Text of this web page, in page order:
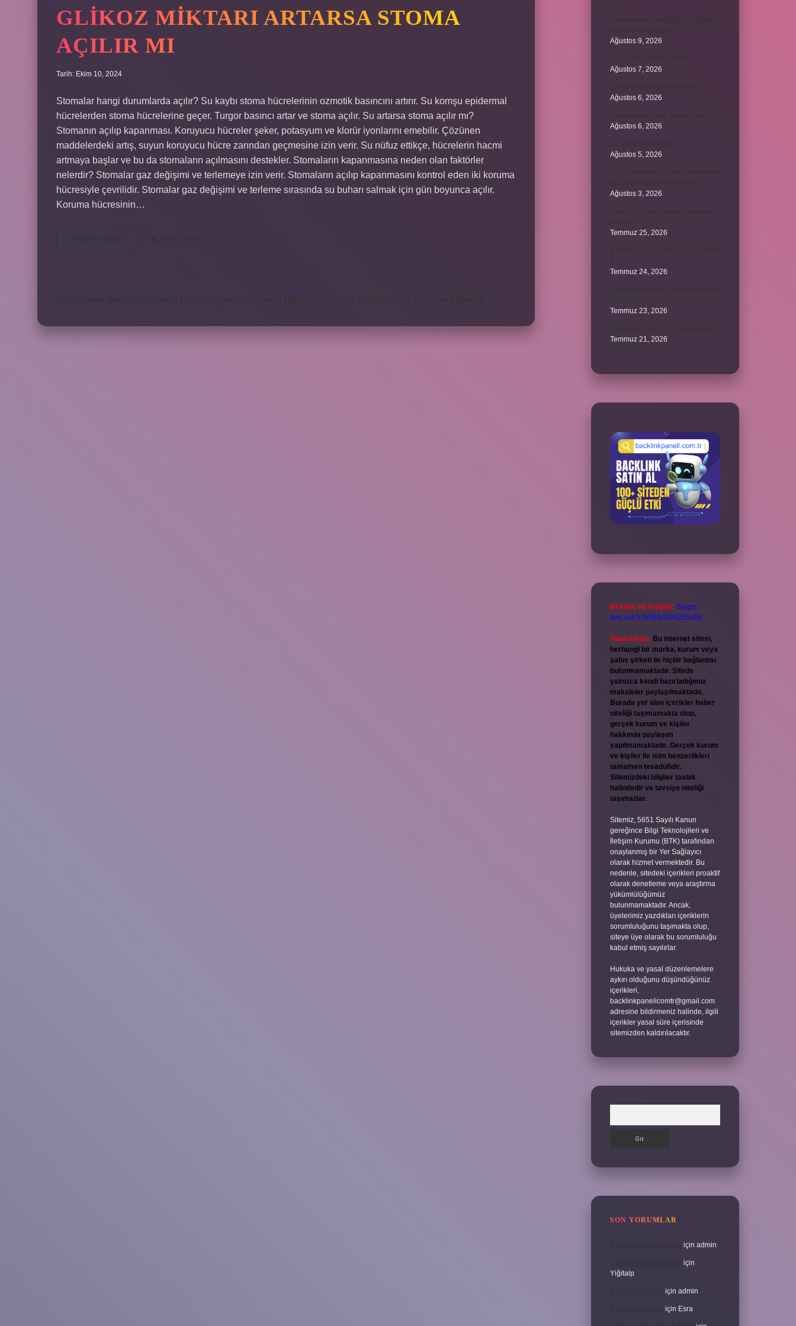
GLIKOZ MIKTARI ARTARSA STOMA
AÇILIR MI
Tarih: Ekim 10, 2024
Stomalar hangi durumlarda açılır? Su kaybı stoma hücrelerinin ozmotik basıncını artırır. Su komşu epidermal
hücrelerden stoma hücrelerine geçer. Turgor basıncı artar ve stoma açılır. Su artarsa stoma açılır mı?
Stomanın açılıp kapanması. Koruyucu hücreler şeker, potasyum ve klorür iyonlarını emebilir. Çözünen
maddelerdeki artış, suyun koruyucu hücre zarından geçmesine izin verir. Su nüfuz ettikçe, hücrelerin hacmi
artmaya başlar ve bu da stomaların açılmasını destekler. Stomaların kapanmasına neden olan faktörler
nelerdir? Stomalar gaz değişimi ve terlemeye izin verir. Stomaların açılıp kapanmasını kontrol eden iki koruma
hücresiyle çevrilidir. Stomalar gaz değişimi ve terleme sırasında su buharı salmak için gün boyunca açılır.
Koruma hücresinin…
Ağustos 9, 2026
Ağustos 7, 2026
Ağustos 6, 2026
Ağustos 6, 2026
Ağustos 5, 2026
Ağustos 3, 2026
Temmuz 25, 2026
Temmuz 24, 2026
Temmuz 23, 2026
Temmuz 21, 2026
Reklam ve İletişim: Skype:
live:.cid.575569c608265c69
Yasal Uyarı: Bu internet sitesi,
herhangi bir marka, kurum veya
şahıs şirketi ile hiçbir bağlantısı
bulunmamaktadır. Sitede
yalnızca kendi hazırladığımız
makaleler paylaşılmaktadır.
Burada yer alan içerikler haber
niteliği taşımamakta olup,
gerçek kurum ve kişiler
hakkında paylaşım
yapılmamaktadır. Gerçek kurum
ve kişiler ile isim benzerlikleri
tamamen tesadüfidir.
Sitemizdeki bilgiler taslak
halindedir ve tavsiye niteliği
taşımazlar.
Sitemiz, 5651 Sayılı Kanun
gereğince Bilgi Teknolojileri ve
İletişim Kurumu (BTK) tarafından
onaylanmış bir Yer Sağlayıcı
olarak hizmet vermektedir. Bu
nedenle, sitedeki içerikleri proaktif
olarak denetleme veya araştırma
yükümlülüğümüz
bulunmamaktadır. Ancak,
üyelerimiz yazdıkları içeriklerin
sorumluluğunu taşımakta olup,
siteye üye olarak bu sorumluluğu
kabul etmiş sayılırlar.
Hukuka ve yasal düzenlemelere
aykırı olduğunu düşündüğünüz
içerikleri,
backlinkpanelicomtr@gmail.com
adresine bildirmeniz halinde, ilgili
içerikler yasal süre içerisinde
sitemizden kaldırılacaktır.
SON YORUMLAR
İran halkının dini nedir için admin
İran halkının dini nedir için
Yiğitalp
Erbah ne demek için admin
Erbah ne demek için Esra